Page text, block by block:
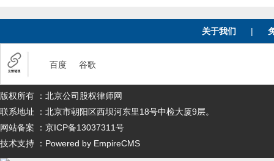
关于我们 |
百度 谷歌
版权所有 ：北京公司股权律师网
联系地址 ：北京市朝阳区西坝河东里18号中检大厦9层。
网站备案 ：京ICP备13037311号
技术支持 ：Powered by EmpireCMS